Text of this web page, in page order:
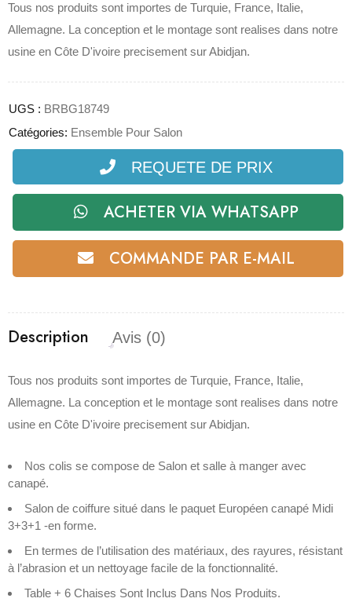
Tous nos produits sont importes de Turquie, France, Italie,
Allemagne. La conception et le montage sont realises dans notre
usine en Côte D'ivoire precisement sur Abidjan.
UGS : BRBG18749
Catégories: Ensemble Pour Salon
REQUETE DE PRIX
ACHETER VIA WHATSAPP
COMMANDE PAR E-MAIL
Description Avis (0)
Tous nos produits sont importes de Turquie, France, Italie,
Allemagne. La conception et le montage sont realises dans notre
usine en Côte D'ivoire precisement sur Abidjan.
Nos colis se compose de Salon et salle à manger avec
canapé.
Salon de coiffure situé dans le paquet Européen canapé Midi
3+3+1 -en forme.
En termes de l’utilisation des matériaux, des rayures, résistant
à l’abrasion et un nettoyage facile de la fonctionnalité.
Table + 6 Chaises Sont Inclus Dans Nos Produits.